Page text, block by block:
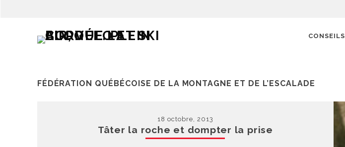
CONSEILS
FÉDÉRATION QUÉBÉCOISE DE LA MONTAGNE ET DE L’ESCALADE
18 octobre, 2013
Tâter la roche et dompter la prise